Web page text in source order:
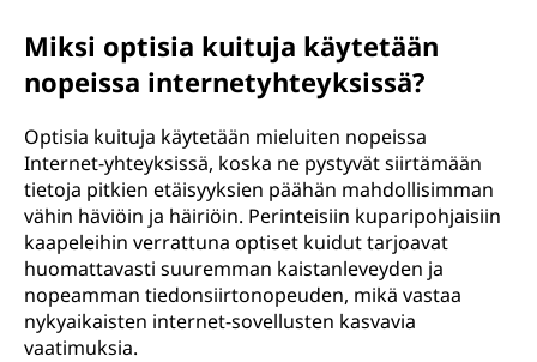
Miksi optisia kuituja käytetään
nopeissa internetyhteyksissä?
Optisia kuituja käytetään mieluiten nopeissa
Internet-yhteyksissä, koska ne pystyvät siirtämään
tietoja pitkien etäisyyksien päähän mahdollisimman
vähin häviöin ja häiriöin. Perinteisiin kuparipohjaisiin
kaapeleihin verrattuna optiset kuidut tarjoavat
huomattavasti suuremman kaistanleveyden ja
nopeamman tiedonsiirtonopeuden, mikä vastaa
nykyaikaisten internet-sovellusten kasvavia
vaatimuksia.